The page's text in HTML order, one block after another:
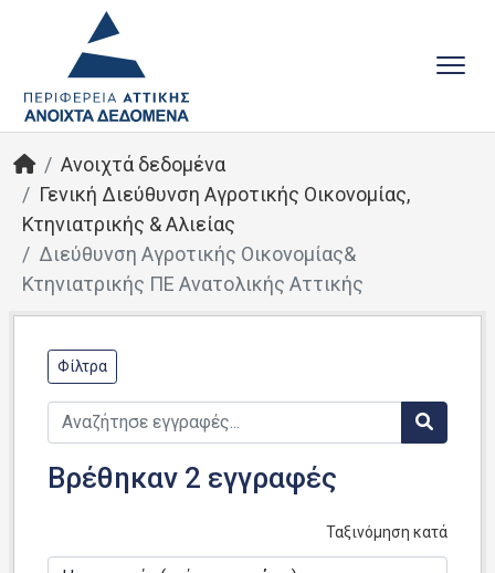
Ανοιχτά δεδομένα
Γενική Διεύθυνση Αγροτικής Οικονομίας,
Κτηνιατρικής & Αλιείας
Διεύθυνση Αγροτικής Οικονομίας&
Κτηνιατρικής ΠΕ Ανατολικής Αττικής
Φίλτρα
Βρέθηκαν 2 εγγραφές
Ταξινόμηση κατά